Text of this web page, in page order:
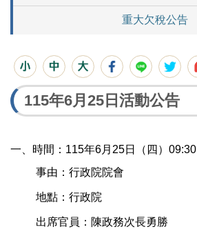
重大欠稅公告
115年6月25日活動公告
一、時間：115年6月25日
（四）09:30
事由：行政院院會
地點：行政院
出席官員：陳政務次長勇勝